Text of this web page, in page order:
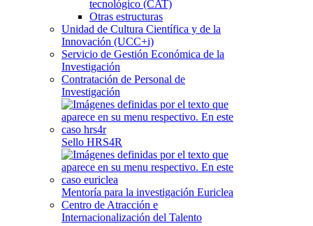
tecnológico (CAT)
Otras estructuras
Unidad de Cultura Científica y de la
Innovación (UCC+i)
Servicio de Gestión Económica de la
Investigación
Contratación de Personal de
Investigación
Sello HRS4R
Mentoría para la investigación Euriclea
Centro de Atracción e
Internacionalización del Talento